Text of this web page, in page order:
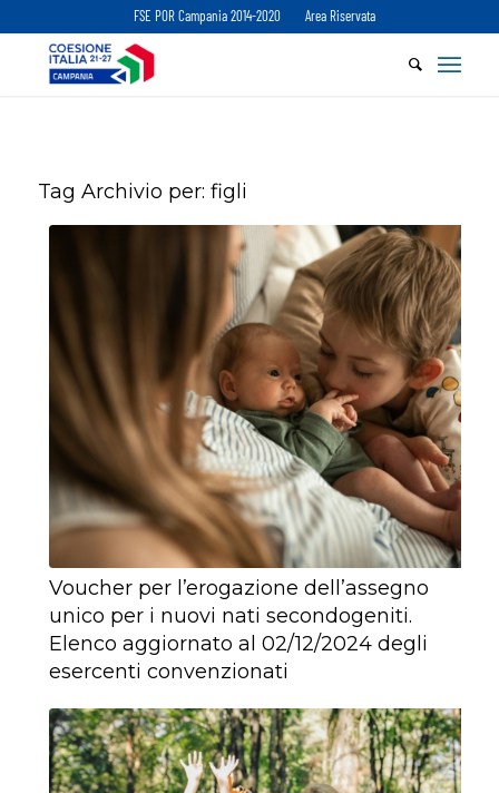
FSE POR Campania 2014-2020 Area Riservata
Tag Archivio per: figli
Voucher per l’erogazione dell’assegno
unico per i nuovi nati secondogeniti.
Elenco aggiornato al 02/12/2024 degli
esercenti convenzionati